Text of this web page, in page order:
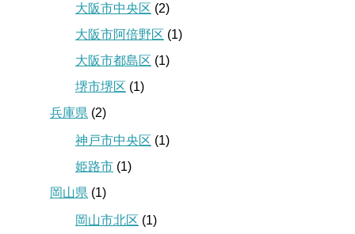
大阪市中央区 (2)
大阪市阿倍野区 (1)
大阪市都島区 (1)
堺市堺区 (1)
兵庫県 (2)
神戸市中央区 (1)
姫路市 (1)
岡山県 (1)
岡山市北区 (1)